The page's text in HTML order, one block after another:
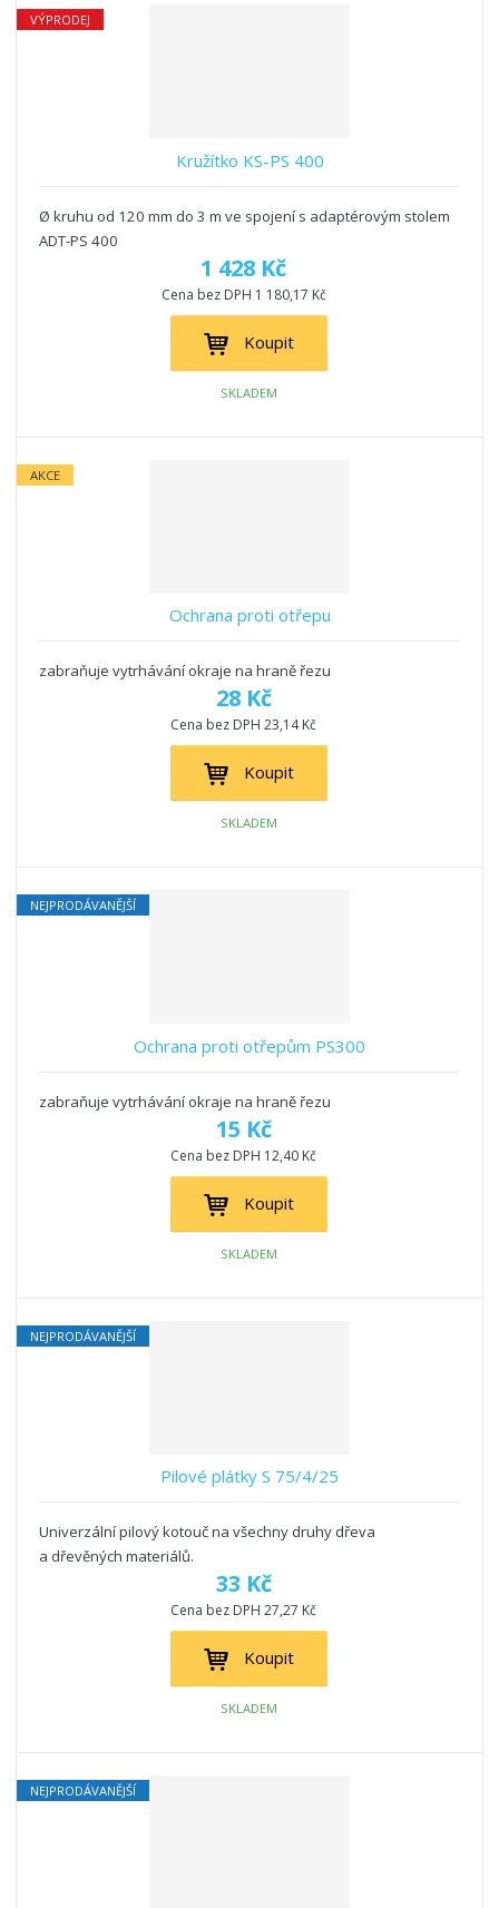
Kružítko KS-PS 400
VÝPRODEJ
Ø kruhu od 120 mm do 3 m ve spojení s adaptérovým stolem
ADT-PS 400
1 428 Kč
Cena bez DPH 1 180,17 Kč
Koupit
SKLADEM
Ochrana proti otřepu
AKCE
zabraňuje vytrhávání okraje na hraně řezu
28 Kč
Cena bez DPH 23,14 Kč
Koupit
SKLADEM
Ochrana proti otřepům PS300
NEJPRODÁVANĚJŠÍ
zabraňuje vytrhávání okraje na hraně řezu
15 Kč
Cena bez DPH 12,40 Kč
Koupit
SKLADEM
Pilové plátky S 75/4/25
NEJPRODÁVANĚJŠÍ
Univerzální pilový kotouč na všechny druhy dřeva
a dřevěných materiálů.
33 Kč
Cena bez DPH 27,27 Kč
Koupit
SKLADEM
NEJPRODÁVANĚJŠÍ